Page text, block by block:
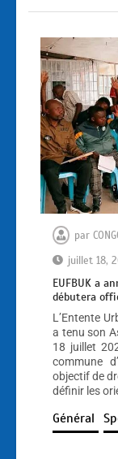
par
juillet 18,
EUFBUK a
débutera
L’Entente
a tenu son
18 juillet
commune
objectif de
définir les
Général